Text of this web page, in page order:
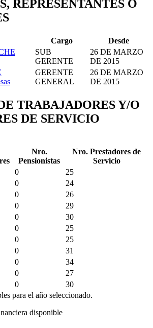
REPRESENTANTES O
Cargo
Desde
SUB
GERENTE
26 DE MARZO
DE 2015
GERENTE
GENERAL
26 DE MARZO
DE 2015
TRABAJADORES Y/O
DE SERVICIO
Nro.
Pensionistas
Nro. Prestadores de
Servicio
0
25
0
24
0
26
0
29
0
30
0
25
0
25
0
31
0
34
0
27
0
30
para el año seleccionado.
disponible